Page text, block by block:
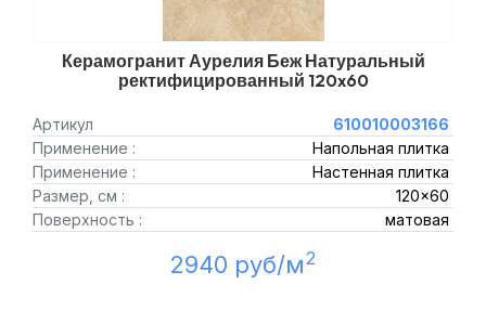
Керамогранит Аурелия Беж Натуральный
ректифицированный 120x60
Артикул
610010003166
Применение :
Напольная плитка
Применение :
Настенная плитка
Размер, см :
120x60
Поверхность :
матовая
2940 руб/м2